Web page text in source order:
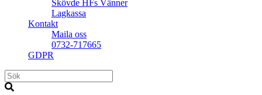
Skövde HFs Vänner
Lagkassa
Kontakt
Maila oss
0732-717665
GDPR